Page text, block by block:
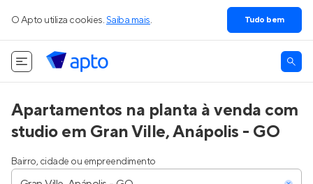
O Apto utiliza cookies. Saiba mais. Tudo bem
Apartamentos na planta à venda com
studio em Gran Ville, Anápolis - GO
Bairro, cidade ou empreendimento